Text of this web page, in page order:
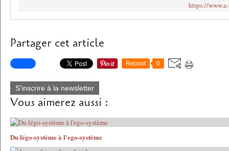
https://
Partager cet article
Repost 0
S'inscrire à la newsletter
Vous aimerez aussi :
Du légo-système à l'ego-système